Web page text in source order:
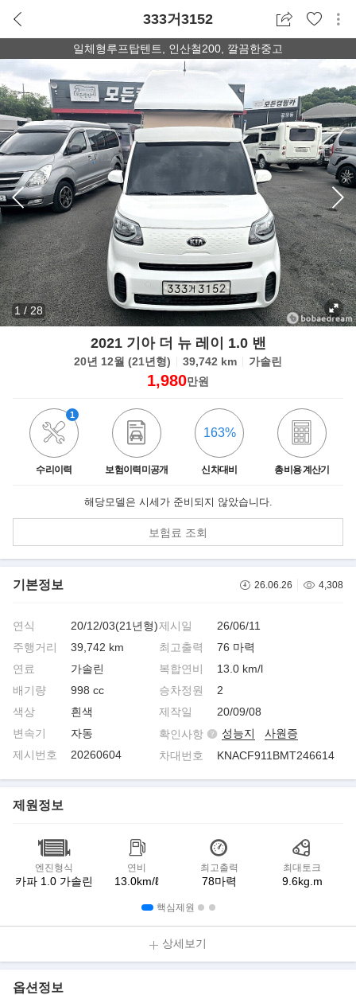
333거3152
일체형루프탑텐트, 인산철200, 깔끔한중고
1/28
2021 기아 더 뉴 레이 1.0 밴
20년 12월 (21년형) 39,742 km 가솔린
1,980만원
수리이력
1
보험이력미공개 신차대비
163%
총비용 계산기
해당모델은 시세가 준비되지 않았습니다.
보험료 조회
기본정보 26.06.26 4,308
연식
20/12/03(21년형)
주행거리
39,742 km
연료
가솔린
배기량
998 cc
색상
흰색
변속기
자동
제시번호
20260604
제시일
26/06/11
최고출력
76 마력
복합연비
13.0 km/l
승차정원
2
제작일
20/09/08
확인사항
성능지
사원증
차대번호
KNACF911BMT246614
제원정보
엔진형식
카파 1.0 가솔린
연비
13.0km/ℓ
최고출력
78마력
최대토크
9.6kg.m
핵심제원
상세보기
옵션정보